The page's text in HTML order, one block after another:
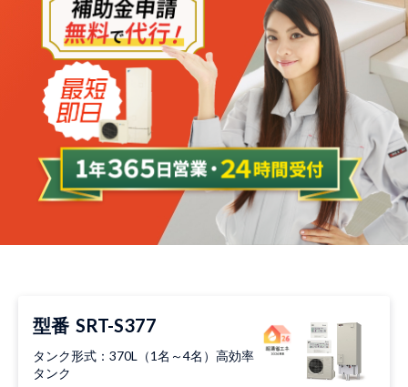
型番 SRT-S377
タンク形式：370L（1名～4名）高効率
タンク